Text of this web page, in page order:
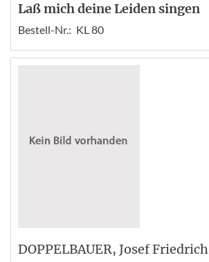
Laß mich deine Leiden singen
Bestell-Nr.: KL 80
DOPPELBAUER, Josef Friedrich